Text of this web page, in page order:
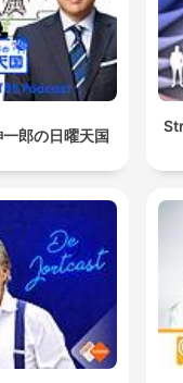
郎の日曜天国